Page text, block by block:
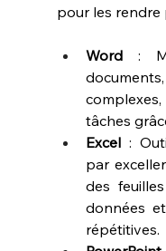
pour les rendre
Word :
tâches
Excel :
par
des
données
répétitives.